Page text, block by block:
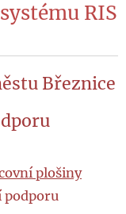
RIS
Březnice
plošiny
podporu